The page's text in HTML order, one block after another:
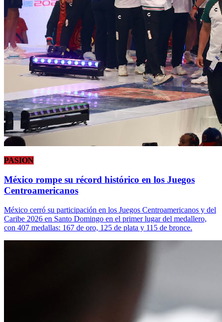
PASION
México rompe su récord histórico en los Juegos
Centroamericanos
México cerró su participación en los Juegos Centroamericanos y del
Caribe 2026 en Santo Domingo en el primer lugar del medallero,
con 407 medallas: 167 de oro, 125 de plata y 115 de bronce.